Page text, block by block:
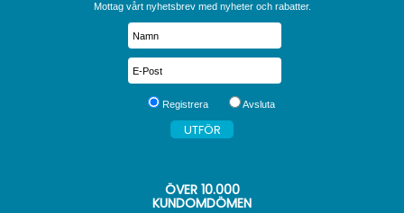
Mottag vårt nyhetsbrev med nyheter och rabatter.
Registrera Avsluta
ÖVER 10.000
KUNDOMDÖMEN